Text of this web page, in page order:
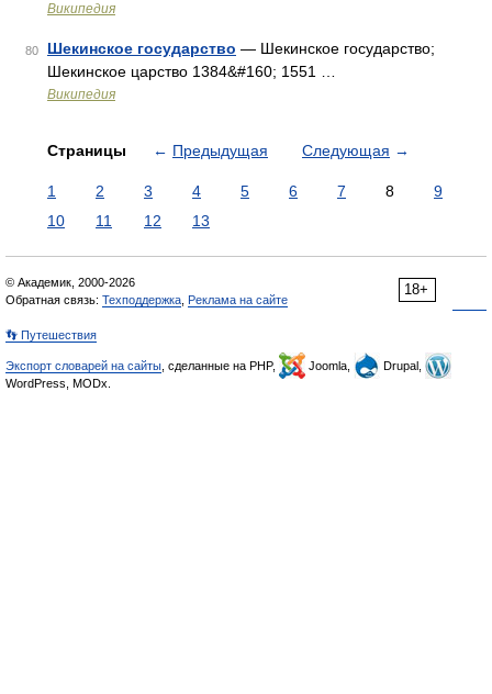
Википедия
80 Шекинское государство — Шекинское государство;
Шекинское царство 1384&#160; 1551 …
Википедия
Страницы ← Предыдущая Следующая →
1 2 3 4 5 6 7 8
9
10
11 12 13
18+
© Академик, 2000-2026
Обратная связь: Техподдержка Реклама на сайте
👣 Путешествия
Экспорт словарей на сайты , сделанные на PHP, Joomla,
Drupal,
WordPress, MODx.